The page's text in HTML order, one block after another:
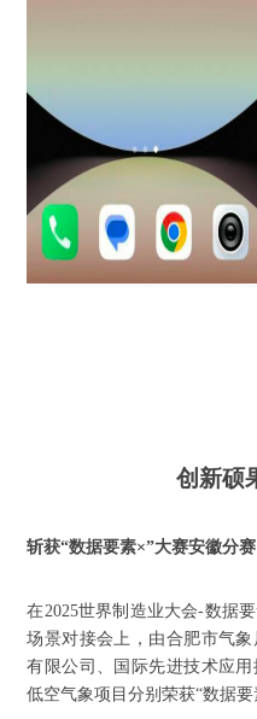
创新硕
斩获“数据要素×”大赛安徽分
在2025世界制造业大会-数据
场景对接会上，由合肥市气
有限公司、国际先进技术应
低空气象项目分别荣获“数据